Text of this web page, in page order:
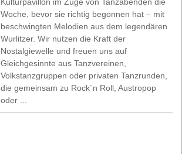
Woche, bevor sie richtig begonnen hat – mit
beschwingten Melodien aus dem legendären
Wurlitzer. Wir nutzen die Kraft der
Nostalgiewelle und freuen uns auf
Gleichgesinnte aus Tanzvereinen,
Volkstanzgruppen oder privaten Tanzrunden,
die gemeinsam zu Rock´n Roll, Austropop
oder ...